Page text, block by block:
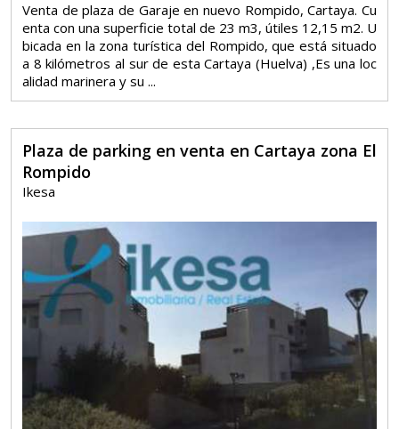
Venta de plaza de Garaje en nuevo Rompido, Cartaya. Cu
enta con una superficie total de 23 m3, útiles 12,15 m2. U
bicada en la zona turística del Rompido, que está situado
a 8 kilómetros al sur de esta Cartaya (Huelva) ,Es una loc
alidad marinera y su ...
Plaza de parking en venta en Cartaya zona El
Rompido
Ikesa